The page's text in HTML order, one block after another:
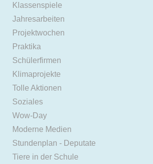
Klassenspiele
Jahresarbeiten
Projektwochen
Praktika
Schülerfirmen
Klimaprojekte
Tolle Aktionen
Soziales
Wow-Day
Moderne Medien
Stundenplan - Deputate
Tiere in der Schule